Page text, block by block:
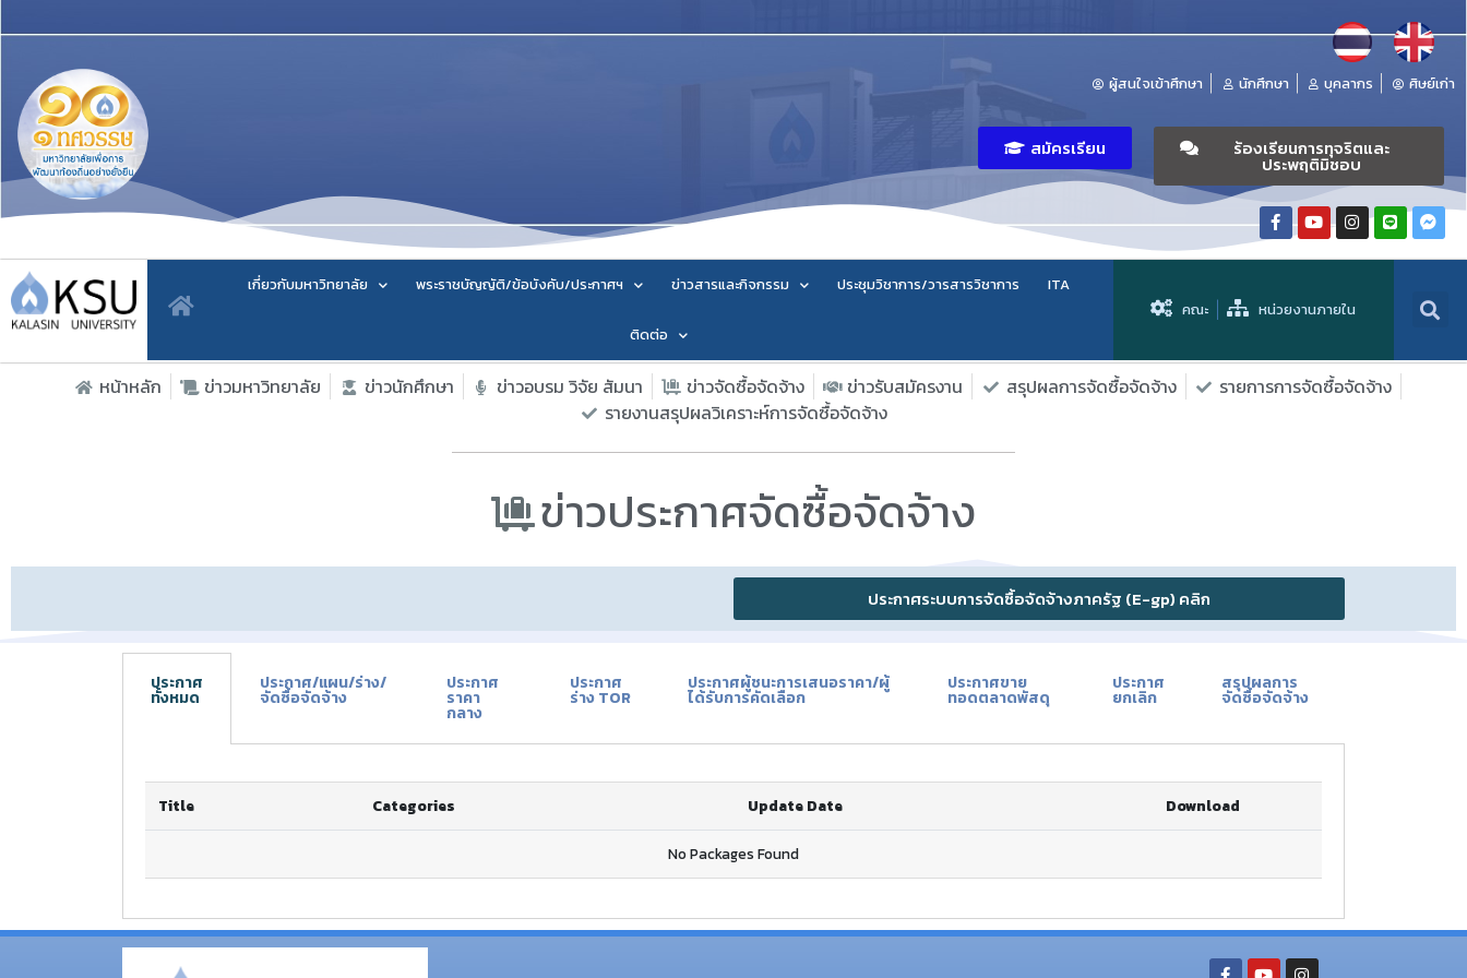
ผู้สนใจเข้าศึกษา นักศึกษา บุคลากร ศิษย์เก่า
สมัครเรียน ร้องเรียนการทุจริตและ
ประพฤติมิชอบ
เกี่ยวกับมหาวิทยาลัย พระราชบัญญัติ/ข้อบังคับ/ประกาศฯ ข่าวสารและกิจกรรม ประชุมวิชาการ/วารสารวิชาการ ITA
ติดต่อ
คณะ หน่วยงานภายใน
หน้าหลัก ข่าวมหาวิทยาลัย ข่าวนักศึกษา ข่าวอบรม วิจัย สัมนา ข่าวจัดซื้อจัดจ้าง ข่าวรับสมัครงาน สรุปผลการจัดซื้อจัดจ้าง
รายการการจัดซื้อจัดจ้าง
รายงานสรุปผลวิเคราะห์การจัดซื้อจัดจ้าง
ข่าวประกาศจัดซื้อจัดจ้าง​
ประกาศระบบการจัดซื้อจัดจ้างภาครัฐ (E-gp) คลิก
ประกาศ
ทั้งหมด
ประกาศ/แผน/ร่าง/
จัดซื้อจัดจ้าง
ประกาศ
ราคา
กลาง
ประกาศ
ร่าง TOR
ประกาศผู้ชนะการเสนอราคา/ผู้
ได้รับการคัดเลือก
ประกาศขาย
ทอดตลาดพัสดุ
ประกาศ
ยกเลิก
สรุปผลการ
จัดซื้อจัดจ้าง
Title Categories Update Date Download
No Packages Found